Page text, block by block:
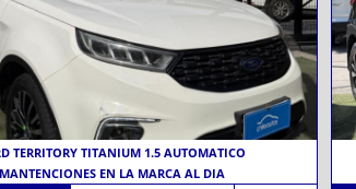
TERRITORY TITANIUM 1.5 AUTOMATICO
MANTENCIONES EN LA MARCA AL DIA